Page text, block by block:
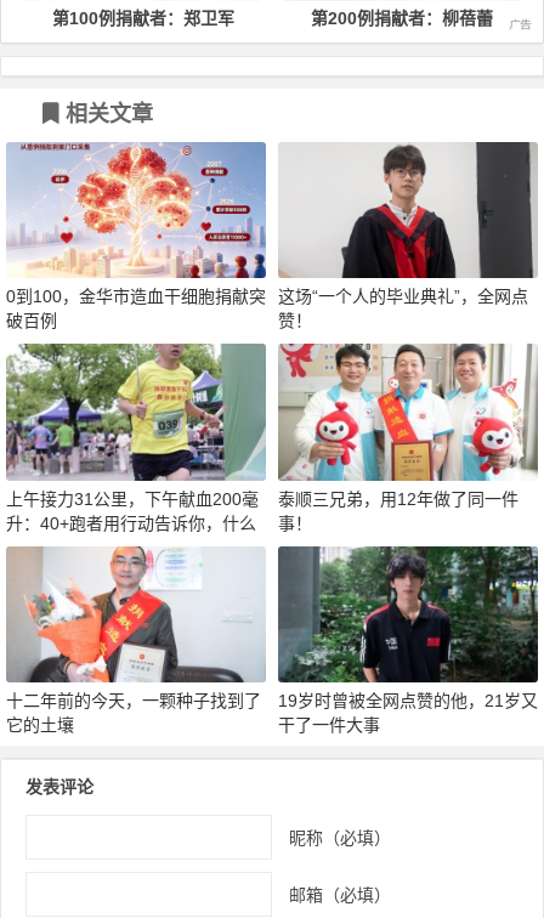
第100例捐献者：郑卫军 第200例捐献者：柳蓓蕾
相关文章
0到100，金华市造血干细胞捐献突
破百例
这场“一个人的毕业典礼”，全网点
赞！
上午接力31公里，下午献血200毫
升：40+跑者用行动告诉你，什么
才是真正的“热血”
泰顺三兄弟，用12年做了同一件
事！
十二年前的今天，一颗种子找到了
它的土壤
19岁时曾被全网点赞的他，21岁又
干了一件大事
发表评论
昵称（必填）
邮箱（必填）